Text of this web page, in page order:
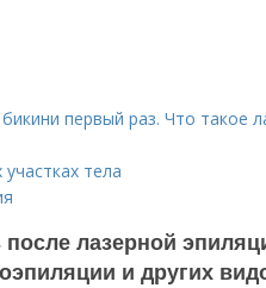
первый раз. Что такое
тела
лазерной
и других